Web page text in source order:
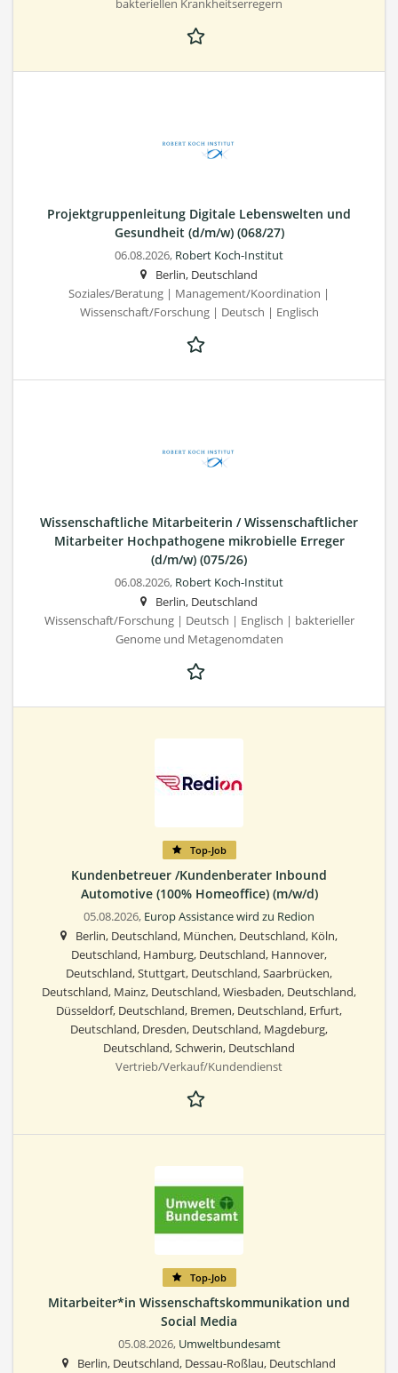
bakteriellen Krankheitserregern
Projektgruppenleitung Digitale Lebenswelten und
Gesundheit (d/m/w) (068/27)
06.08.2026, Robert Koch-Institut
Berlin, Deutschland
Soziales/Beratung | Management/Koordination |
Wissenschaft/Forschung | Deutsch | Englisch
Wissenschaftliche Mitarbeiterin / Wissenschaftlicher
Mitarbeiter Hochpathogene mikrobielle Erreger
(d/m/w) (075/26)
06.08.2026, Robert Koch-Institut
Berlin, Deutschland
Wissenschaft/Forschung | Deutsch | Englisch | bakterieller
Genome und Metagenomdaten
Top-Job
Kundenbetreuer /Kundenberater Inbound
Automotive (100% Homeoffice) (m/w/d)
05.08.2026, Europ Assistance wird zu Redion
Berlin, Deutschland, München, Deutschland, Köln,
Deutschland, Hamburg, Deutschland, Hannover,
Deutschland, Stuttgart, Deutschland, Saarbrücken,
Deutschland, Mainz, Deutschland, Wiesbaden, Deutschland,
Düsseldorf, Deutschland, Bremen, Deutschland, Erfurt,
Deutschland, Dresden, Deutschland, Magdeburg,
Deutschland, Schwerin, Deutschland
Vertrieb/Verkauf/Kundendienst
Top-Job
Mitarbeiter*in Wissenschaftskommunikation und
Social Media
05.08.2026, Umweltbundesamt
Berlin, Deutschland, Dessau-Roßlau, Deutschland